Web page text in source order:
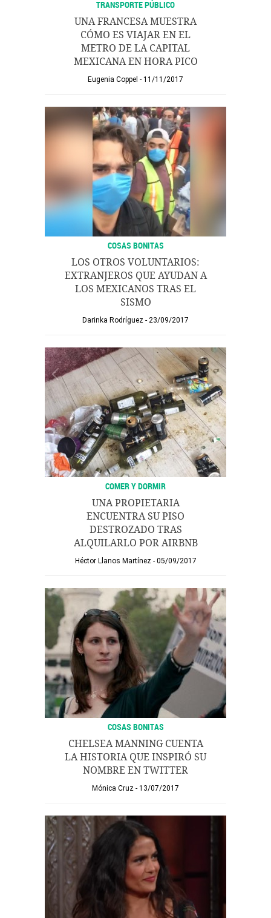
TRANSPORTE PÚBLICO
UNA FRANCESA MUESTRA
CÓMO ES VIAJAR EN EL
METRO DE LA CAPITAL
MEXICANA EN HORA PICO
Eugenia Coppel 11/11/2017
COSAS BONITAS
LOS OTROS VOLUNTARIOS:
EXTRANJEROS QUE AYUDAN A
LOS MEXICANOS TRAS EL
SISMO
Darinka Rodríguez 23/09/2017
COMER Y DORMIR
UNA PROPIETARIA
ENCUENTRA SU PISO
DESTROZADO TRAS
ALQUILARLO POR AIRBNB
Héctor Llanos Martínez 05/09/2017
COSAS BONITAS
CHELSEA MANNING CUENTA
LA HISTORIA QUE INSPIRÓ SU
NOMBRE EN TWITTER
Mónica Cruz 13/07/2017